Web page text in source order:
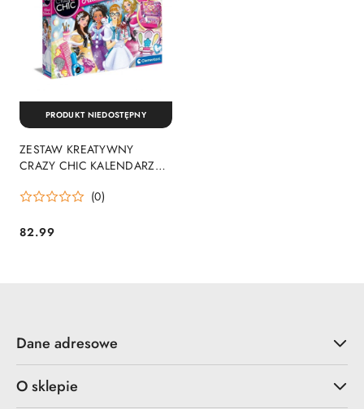
ZESTAW KREATYWNY
CRAZY CHIC KALENDARZ
78797 CLEMENTONI
(0)
Cena:
82.99
PRODUKT NIEDOSTĘPNY
Dane adresowe
O sklepie